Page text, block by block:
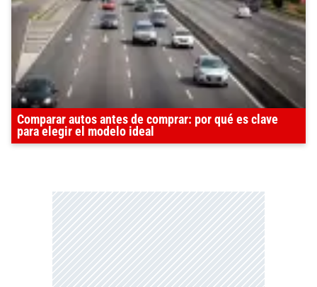
Comparar autos antes de comprar: por qué es clave
para elegir el modelo ideal